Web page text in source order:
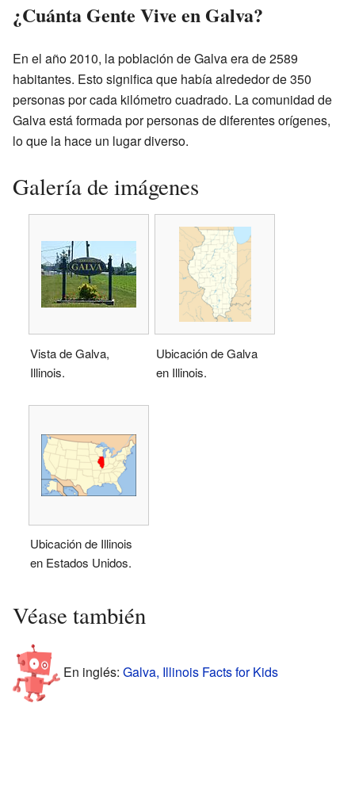
¿Cuánta Gente Vive en Galva?
En el año 2010, la población de Galva era de 2589
habitantes. Esto significa que había alrededor de 350
personas por cada kilómetro cuadrado. La comunidad de
Galva está formada por personas de diferentes orígenes,
lo que la hace un lugar diverso.
Galería de imágenes
Vista de Galva,
Illinois.
Ubicación de Galva
en Illinois.
Ubicación de Illinois
en Estados Unidos.
Véase también
En inglés: Galva, Illinois Facts for Kids